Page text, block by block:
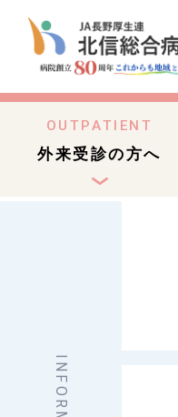
OUTPATIENT
外来受診の方へ